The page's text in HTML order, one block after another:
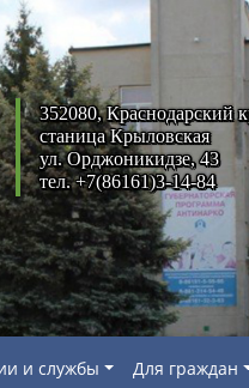
352080, Краснодарский
станица Крыловская
ул. Орджоникидзе, 43
тел. +7(86161)3-14-84
и службы Для граждан